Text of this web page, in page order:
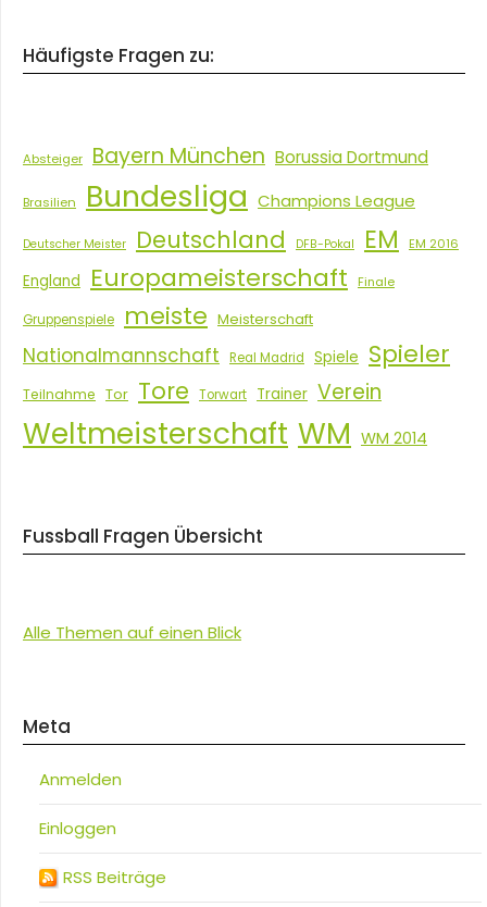
Häufigste Fragen zu:
Absteiger Bayern München Borussia Dortmund
Brasilien Bundesliga Champions League
Deutscher Meister Deutschland DFB-Pokal EM EM 2016
England Europameisterschaft Finale
Gruppenspiele meiste Meisterschaft
Nationalmannschaft Real Madrid Spiele Spieler
Teilnahme Tor Tore Torwart Trainer Verein
Weltmeisterschaft WM WM 2014
Fussball Fragen Übersicht
Alle Themen auf einen Blick
Meta
Anmelden
Einloggen
RSS Beiträge